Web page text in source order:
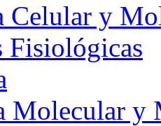
Celular y
Fisiológicas
Molecular